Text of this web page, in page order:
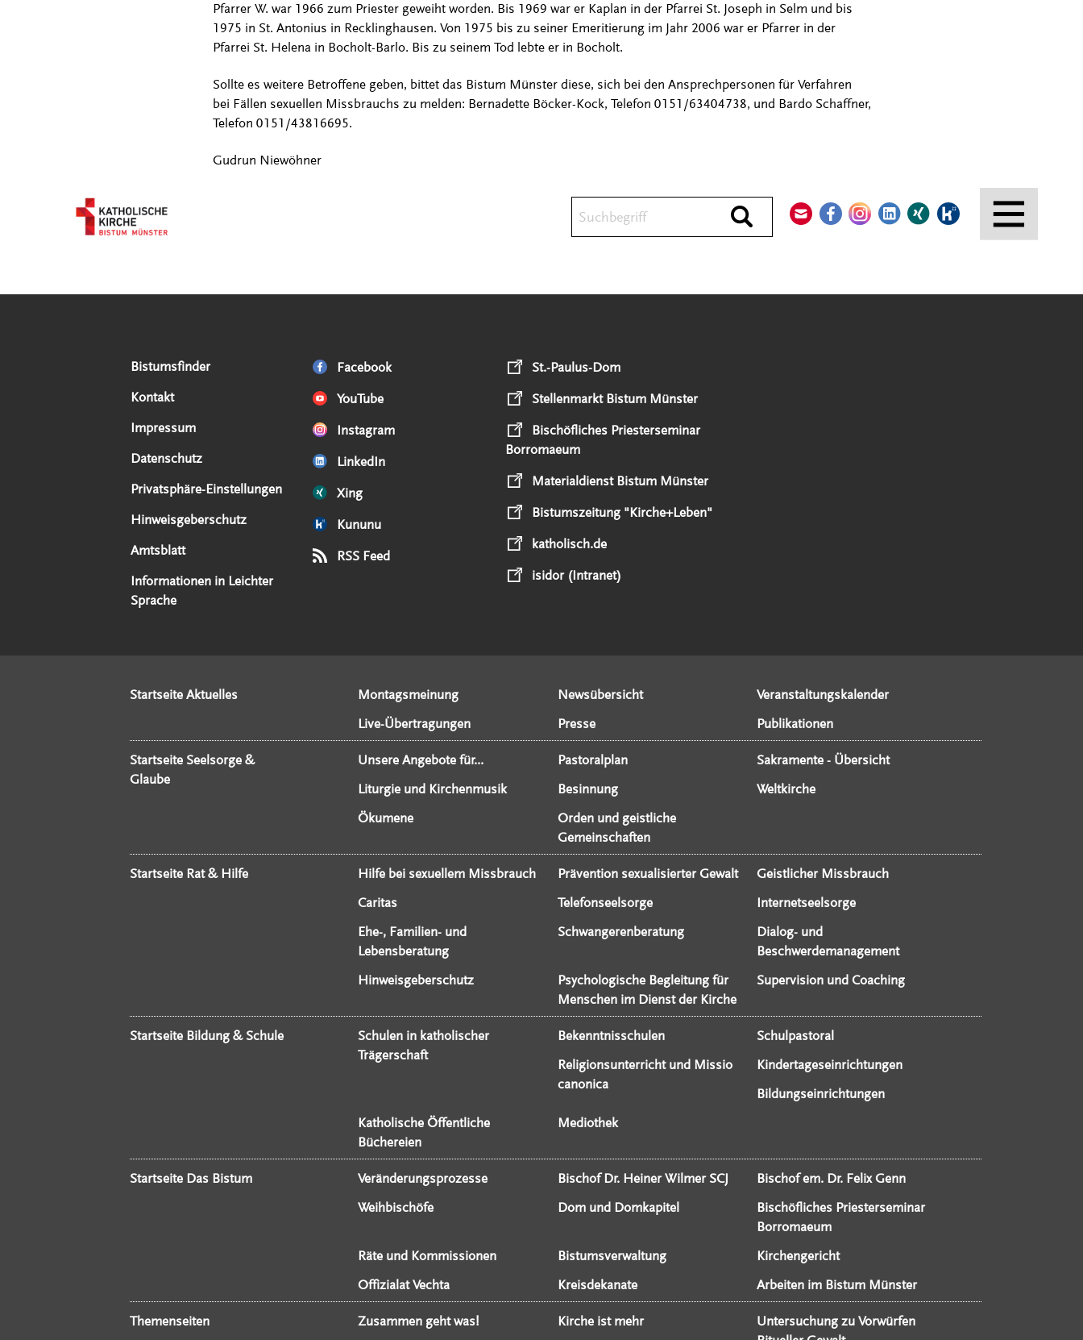
Durchsuchen
Pfarrer W. war 1966 zum Priester geweiht worden. Bis 1969 war er Kaplan in der Pfarrei St. Joseph in Selm und bis
1975 in St. Antonius in Recklinghausen. Von 1975 bis zu seiner Emeritierung im Jahr 2006 war er Pfarrer in der
Pfarrei St. Helena in Bocholt-Barlo. Bis zu seinem Tod lebte er in Bocholt.
Sollte es weitere Betroffene geben, bittet das Bistum Münster diese, sich bei den Ansprechpersonen für Verfahren
bei Fällen sexuellen Missbrauchs zu melden: Bernadette Böcker-Kock, Telefon 0151/63404738, und Bardo Schaffner,
Telefon 0151/43816695.
Gudrun Niewöhner
Serviceangebote
Bistumsfinder
Kontakt
Impressum
Datenschutz
Privatsphäre-Einstellungen
Hinweisgeberschutz
Amtsblatt
Informationen in Leichter
Sprache
Social Media Angebote Facebook
YouTube
Instagram
LinkedIn
Xing
Kununu
RSS Feed
Externe Links St.-Paulus-Dom
Stellenmarkt Bistum Münster
Bischöfliches Priesterseminar
Borromaeum
Materialdienst Bistum Münster
Bistumszeitung "Kirche+Leben"
katholisch.de
isidor (Intranet)
Startseite Aktuelles Montagsmeinung Newsübersicht
Veranstaltungskalender
Live-Übertragungen
Presse Publikationen
Startseite Seelsorge &
Glaube
Unsere Angebote für... Pastoralplan
Sakramente - Übersicht
Liturgie und Kirchenmusik
Besinnung
Weltkirche
Ökumene
Orden und geistliche
Gemeinschaften
Startseite Rat & Hilfe Hilfe bei sexuellem Missbrauch Prävention sexualisierter Gewalt
Geistlicher Missbrauch
Caritas
Telefonseelsorge
Internetseelsorge
Ehe-, Familien- und
Lebensberatung
Schwangerenberatung
Dialog- und
Beschwerdemanagement
Hinweisgeberschutz
Psychologische Begleitung für
Menschen im Dienst der Kirche
Supervision und Coaching
Startseite Bildung & Schule
Schulen in katholischer
Trägerschaft
Bekenntnisschulen
Schulpastoral
Religionsunterricht und Missio
canonica
Kindertageseinrichtungen
Bildungseinrichtungen
Katholische Öffentliche
Büchereien
Mediothek
Startseite Das Bistum Veränderungsprozesse Bischof Dr. Heiner Wilmer SCJ
Bischof em. Dr. Felix Genn
Weihbischöfe
Dom und Domkapitel
Bischöfliches Priesterseminar
Borromaeum
Räte und Kommissionen
Bistumsverwaltung
Kirchengericht
Offizialat Vechta
Kreisdekanate Arbeiten im Bistum Münster
Themenseiten Zusammen geht was! Kirche ist mehr
Untersuchung zu Vorwürfen